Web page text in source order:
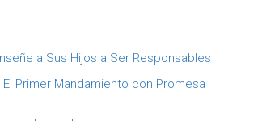
a Sus Hijos a Ser Responsables
El Primer Mandamiento con Promesa